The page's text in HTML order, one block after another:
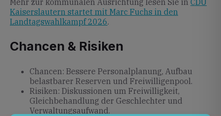
Mehr zur kommunalen Ausrichtung lesen Sie in CDU
Kaiserslautern startet mit Marc Fuchs in den
Landtagswahlkampf 2026.
Chancen & Risiken
Chancen: Bessere Personalplanung, Aufbau
belastbarer Reserven und Freiwilligenpool.
Risiken: Diskussionen um Freiwilligkeit,
Gleichbehandlung der Geschlechter und
Verwaltungsaufwand.